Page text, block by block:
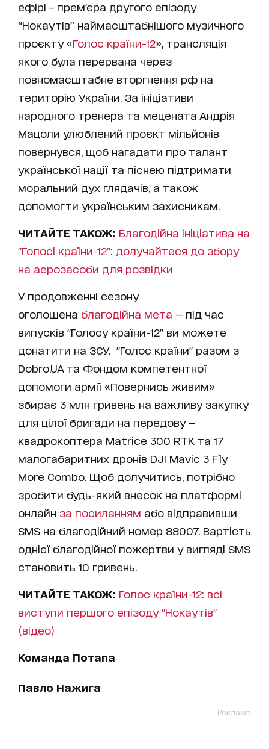
ефірі – прем’єра другого епізоду
“Нокаутів” наймасштабнішого музичного
проєкту «Голос країни-12», трансляція
якого була перервана через
повномасштабне вторгнення рф на
територію України. За ініціативи
народного тренера та мецената Андрія
Мацоли улюблений проєкт мільйонів
повернувся, щоб нагадати про талант
української нації та піснею підтримати
моральний дух глядачів, а також
допомогти українським захисникам.
ЧИТАЙТЕ ТАКОЖ: Благодійна ініціатива на
"Голосі країни-12": долучайтеся до збору
на аерозасоби для розвідки
У продовженні сезону
оголошена благодійна мета — під час
випусків "Голосу країни-12" ви можете
донатити на ЗСУ. "Голос країни" разом з
Dobro.UA та Фондом компетентної
допомоги армії «Повернись живим»
збирає 3 млн гривень на важливу закупку
для цілої бригади на передову —
квадрокоптера Matrice 300 RTK та 17
малогабаритних дронів DJI Mavic 3 Fly
More Combo. Щоб долучитись, потрібно
зробити будь-який внесок на платформі
онлайн за посиланням або відправивши
SMS на благодійний номер 88007. Вартість
однієї благодійної пожертви у вигляді SMS
становить 10 гривень.
ЧИТАЙТЕ ТАКОЖ: Голос країни-12: всі
виступи першого епізоду "Нокаутів"
(відео)
Команда Потапа
Павло Нажига
Реклама